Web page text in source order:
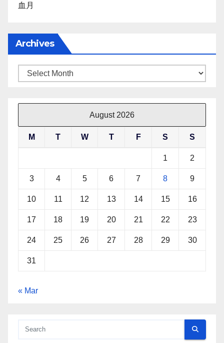
血月
Archives
Archives
August 2026
M T W T F S S
1 2
3 4 5 6 7 8 9
10 11 12 13 14 15 16
17 18 19 20 21 22 23
24 25 26 27 28 29 30
31
« Mar